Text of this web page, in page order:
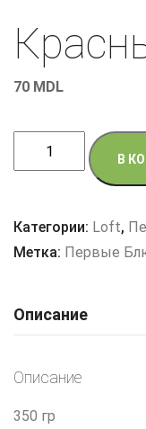
70 MDL
Количество
товара
борщ
В
Категории: Loft,
Метка: Первые
Описание
Описание
350 гр